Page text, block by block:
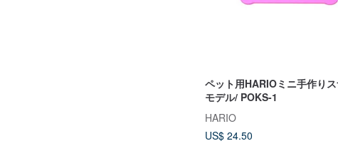
ペット用HARIOミニ手作り
モデル/ POKS-1
HARIO
US$ 24.50